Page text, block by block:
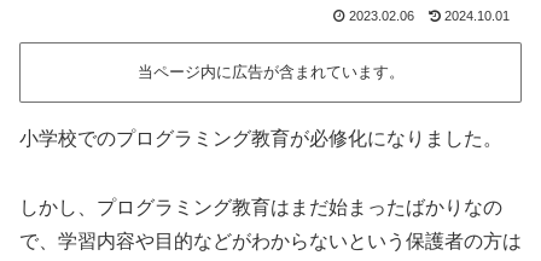
2023.02.06 2024.10.01
当ページ内に広告が含まれています。
小学校でのプログラミング教育が必修化になりました。
しかし、プログラミング教育はまだ始まったばかりなの
で、学習内容や目的などがわからないという保護者の方は